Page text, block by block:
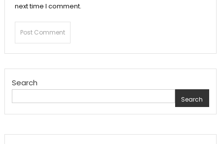
next time I comment.
Search
Search